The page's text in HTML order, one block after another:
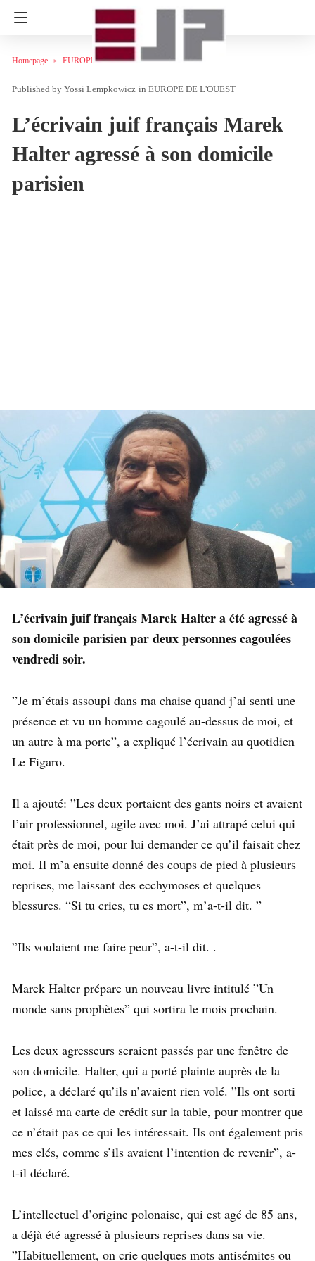
Homepage EUROPE DE L'OUEST
Yossi Lempkowicz in EUROPE DE L'OUEST
L’écrivain juif français Marek
Halter agressé à son domicile
parisien
L’écrivain juif français Marek Halter a été agressé à
son domicile parisien par deux personnes cagoulées
vendredi soir.
”Je m’étais assoupi dans ma chaise quand j’ai senti une
présence et vu un homme cagoulé au-dessus de moi, et
un autre à ma porte”, a expliqué l’écrivain au quotidien
Le Figaro.
Il a ajouté: ”Les deux portaient des gants noirs et avaient
l’air professionnel, agile avec moi. J’ai attrapé celui qui
était près de moi, pour lui demander ce qu’il faisait chez
moi. Il m’a ensuite donné des coups de pied à plusieurs
reprises, me laissant des ecchymoses et quelques
blessures. “Si tu cries, tu es mort”, m’a-t-il dit. ”
”Ils voulaient me faire peur”, a-t-il dit. .
Marek Halter prépare un nouveau livre intitulé ”Un
monde sans prophètes” qui sortira le mois prochain.
Les deux agresseurs seraient passés par une fenêtre de
son domicile. Halter, qui a porté plainte auprès de la
police, a déclaré qu’ils n’avaient rien volé. ”Ils ont sorti
et laissé ma carte de crédit sur la table, pour montrer que
ce n’était pas ce qui les intéressait. Ils ont également pris
mes clés, comme s’ils avaient l’intention de revenir”, a-
t-il déclaré.
L’intellectuel d’origine polonaise, qui est agé de 85 ans,
a déjà été agressé à plusieurs reprises dans sa vie.
”Habituellement, on crie quelques mots antisémites ou